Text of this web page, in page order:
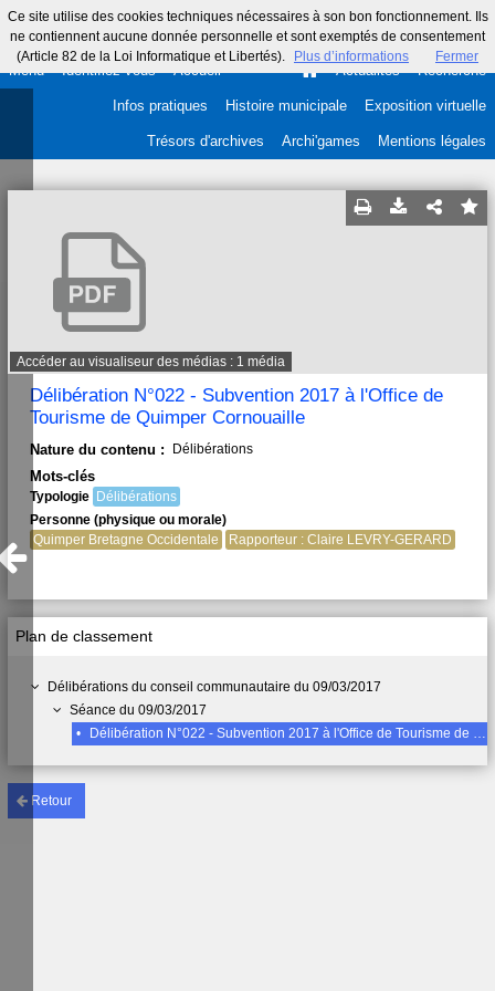
Ce site utilise des cookies techniques nécessaires à son bon fonctionnement. Ils
ne contiennent aucune donnée personnelle et sont exemptés de consentement
(Article 82 de la Loi Informatique et Libertés).
Plus d’informations Fermer
Menu Identifiez-vous Accueil Actualités Recherche
Infos pratiques Histoire municipale Exposition virtuelle
Trésors d'archives Archi'games Mentions légales
Retour
Plan de classement
Délibérations du conseil communautaire du 09/03/2017
Séance du 09/03/2017
•
Délibération N°022 - Subvention 2017 à l'Office de Tourisme de Quimper Cornouaille
Accéder au visualiseur des médias : 1 média
Délibération N°022 - Subvention 2017 à l'Office de
Tourisme de Quimper Cornouaille
Nature du contenu : Délibérations
Mots-clés
Typologie Délibérations
Personne (physique ou morale)
Quimper Bretagne Occidentale
Rapporteur : Claire LEVRY-GERARD